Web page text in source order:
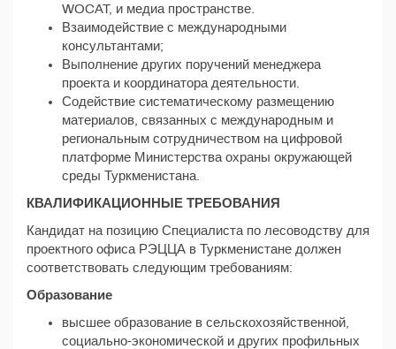
WOCAT, и медиа пространстве.
Взаимодействие с международными
консультантами;
Выполнение других поручений менеджера
проекта и координатора деятельности.
Содействие систематическому размещению
материалов, связанных с международным и
региональным сотрудничеством на цифровой
платформе Министерства охраны окружающей
среды Туркменистана.
КВАЛИФИКАЦИОННЫЕ ТРЕБОВАНИЯ
Кандидат на позицию Специалиста по лесоводству для
проектного офиса РЭЦЦА в Туркменистане должен
соответствовать следующим требованиям:
Образование
высшее образование в сельскохозяйственной,
социально-экономической и других профильных